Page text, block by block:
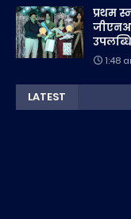
प्रथम
1:48
LATEST